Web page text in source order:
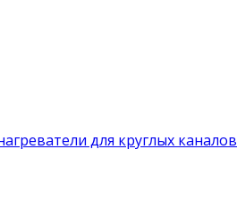
для круглых каналов